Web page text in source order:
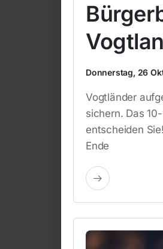
Donnerstag, 26
Vogtländer
sichern. Das
entscheiden
Ende